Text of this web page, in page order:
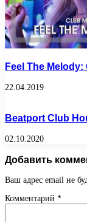
Feel The
22.04.2019
Beatport Club
02.10.2020
Добавить
Ваш адрес email не
Комментарий *